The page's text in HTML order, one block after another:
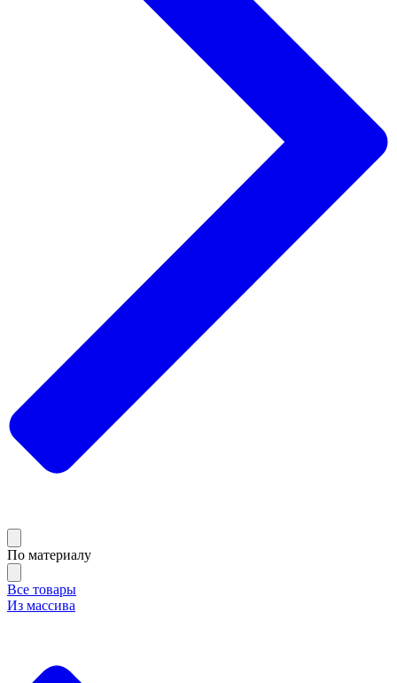
По материалу
Все товары
Из массива